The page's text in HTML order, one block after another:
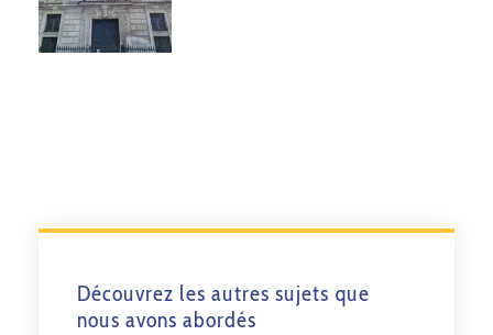
Découvrez les autres sujets que
nous avons abordés